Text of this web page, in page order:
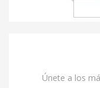
Únete a los